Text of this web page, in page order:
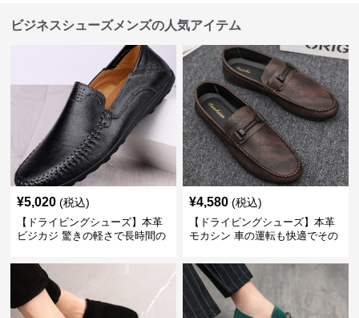
ビジネスシューズメンズの人気アイテム
¥5,020 (税込)
【ドライビングシューズ】本革
ビジカジ 驚きの軽さで長時間の
¥4,580 (税込)
【ドライビングシューズ】本革
モカシン 車の運転も快適でその